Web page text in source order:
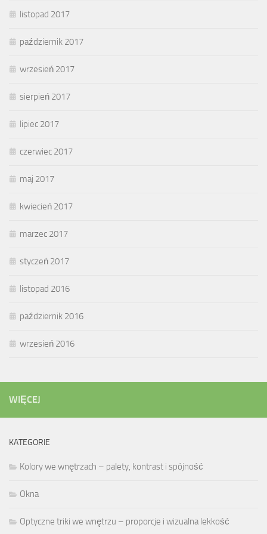
listopad 2017
październik 2017
wrzesień 2017
sierpień 2017
lipiec 2017
czerwiec 2017
maj 2017
kwiecień 2017
marzec 2017
styczeń 2017
listopad 2016
październik 2016
wrzesień 2016
WIĘCEJ
KATEGORIE
Kolory we wnętrzach – palety, kontrast i spójność
Okna
Optyczne triki we wnętrzu – proporcje i wizualna lekkość